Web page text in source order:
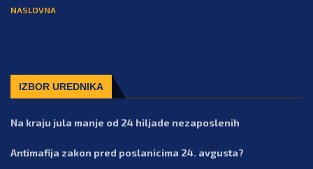
NASLOVNA
IZBOR UREDNIKA
Na kraju jula manje od 24 hiljade nezaposlenih
Antimafija zakon pred poslanicima 24. avgusta?